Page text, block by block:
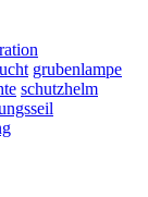
grubenlampe
schutzhelm